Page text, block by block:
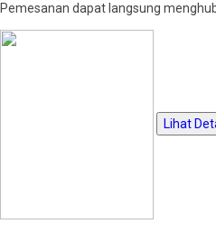
Pemesanan dapat langsung
Lihat